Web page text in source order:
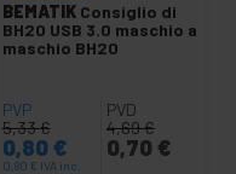
BEMATIK Consiglio di
BH20 USB 3.0 maschio a
maschio BH20
PVP
5,33€
0,80 €
0,80 € IVA inc.
PVD
4,69€
0,70 €